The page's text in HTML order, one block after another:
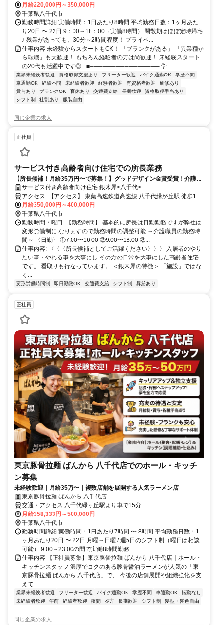
月給220,000円～350,000円
千葉県八千代市
勤務時間詳細 実働時間：1日あたり8時間 平均勤務日数：1ヶ月あた
り20日 〜 22日 9：00～18：00（実働8時間） 閑散期はほぼ定時帰宅
♪ 残業があっても、30分～2時間程度！ プライベ...
仕事内容 未経験からスタートもOK！ 「ブランクがある」 「異業種か
ら転職」も大歓迎！ もちろん経験者の方は尚歓迎！ 未経験スタート
の20代も活躍中です◎ □■──────────────── 学...
業界未経験者歓迎 資格取得支援あり フリーター歓迎 バイク通勤OK
学歴不問
車通勤OK
経験不問 未経験者歓迎 経験者歓迎 有資格者歓迎
研修あり
賞与あり
ブランクOK 育休あり 交通費支給 長期歓迎
資格取得手当あり
シフト制
社割あり 服装自由
同じ企業の求人
正社員
サービス付き高齢者向け住宅での所長業務
【所長候補！月給35万円〜で募集！】グッドデザイン金賞受賞！介護業
界をより一層盛り上げるべくあなたの経験を存分に発揮してください！
サービス付き高齢者向け住宅 銀木犀<八千代>
アクセス: 【アクセス】 東葉高速鉄道高速線 八千代緑が丘駅 徒歩10
分 車・バイク通勤もOK！
月給350,000円～400,000円
千葉県八千代市
勤務時間・曜日: 【勤務時間】 基本的に所長は日勤勤務ですが弊社は
変形労働制に なりますので勤務時間の調整可能 ～介護職員の勤務時
間～ 〈日勤〉 ①7:00〜16:00 ②9:00〜18:00 ③...
仕事内容: 〈〈〈所長候補としてご活躍ください〉〉〉 入居者のやり
たい事・やれる事を大事にし その方の日常を大事にした高齢者住宅
です。 看取りも行なっています。 ＜銀木犀の特徴＞ 「施設」ではな
く...
変形労働時間制 即日勤務OK 交通費支給 シフト制 昇給あり
正社員
東京豚骨拉麺 ばんから 八千代店でのホール・キッチ
ン募集
未経験歓迎｜月給35万〜｜複数店舗を展開する人気ラーメン店
東京豚骨拉麺 ばんから 八千代店
交通・アクセス 八千代緑ヶ丘駅より車で15分
月給358,333円～500,000円
千葉県八千代市
勤務時間詳細 実働時間：1日あたり7時間 〜 8時間 平均勤務日数：1
ヶ月あたり20日 〜 22日 月曜～日曜 / 週5日のシフト制（曜日は相談
可能） 9:00～23:00の間で実働8時間勤務 ...
仕事内容 【正社員募集】東京豚骨拉麺 ばんから 八千代店｜ホール・
キッチンスタッフ 濃厚でコクのある豚骨醤油ラーメンが人気の「東
京豚骨拉麺 ばんから 八千代店」で、 今後の店舗展開や組織強化を支
えて...
業界未経験者歓迎 フリーター歓迎 バイク通勤OK 学歴不問 車通勤OK
転勤なし
未経験者歓迎
午前 経験者歓迎 夜間 夕方 長期歓迎 シフト制 髪型・髪色自由
同じ企業の求人